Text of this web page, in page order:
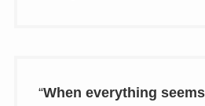
“When everything